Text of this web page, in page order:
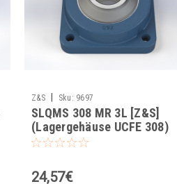
Z&S Sku: 9697
SLQMS 308 MR 3L [Z&S]
(Lagergehäuse UCFE 308)
24,57€